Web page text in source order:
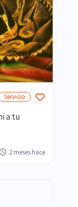
Servicio
a tu
2 meses hace